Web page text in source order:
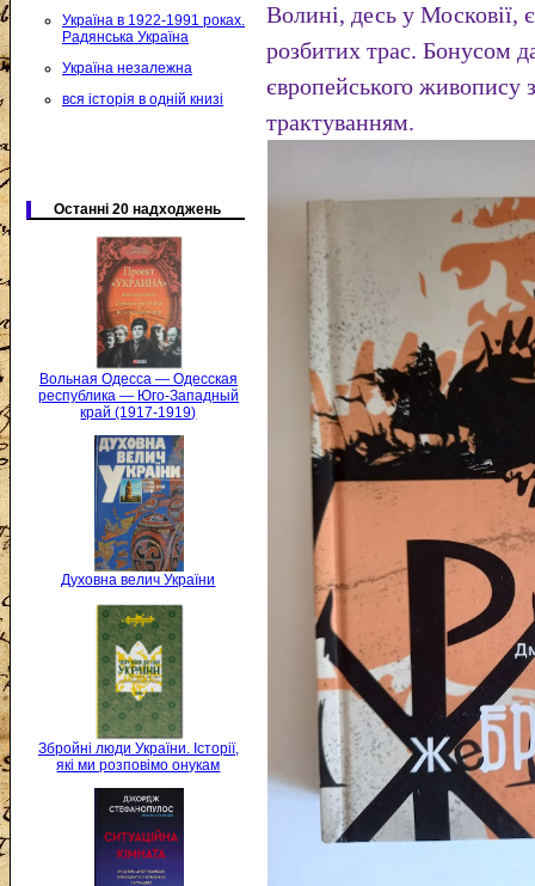
Україна в 1922-1991 роках.
Радянська Україна
Україна незалежна
вся історія в одній книзі
Останні 20 надходжень
Вольная Одесса — Одесская
республика — Юго-Западный
край (1917-1919)
Духовна велич України
Збройні люди України. Історії,
які ми розповімо онукам
Волині, десь у Московії,
розбитих трас. Бонусом
європейського живопису
трактуванням.